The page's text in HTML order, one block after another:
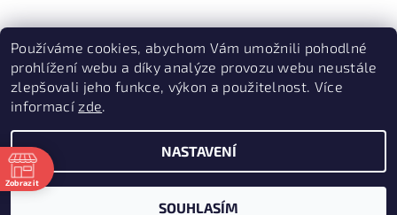
Vložením hodnocení souhlasíte s podmínkami ochrany
osobních údajů
PruvodceNakopce.Cz
2026 © Quill outdoor, všechna práva vyhrazena
Vytvořil Shoptet
Zobrazit
Používáme cookies, abychom Vám umožnili pohodlné
prohlížení webu a díky analýze provozu webu neustále
zlepšovali jeho funkce, výkon a použitelnost. Více
informacízde.
NASTAVENÍ
SOUHLASÍM